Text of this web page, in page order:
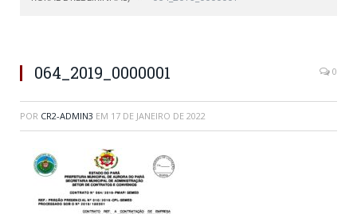
064_2019_0000001 0
POR CR2-ADMIN3 EM 17 DE JANEIRO DE 2022